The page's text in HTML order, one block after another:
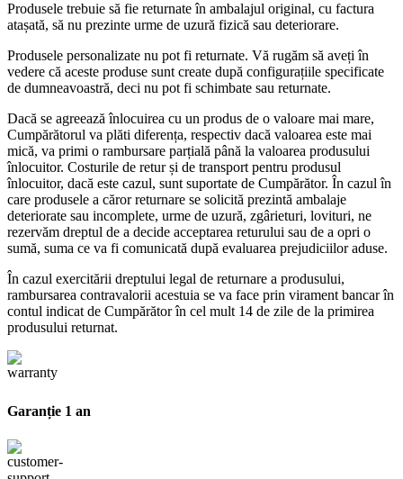
Produsele trebuie să fie returnate în ambalajul original, cu factura
atașată, să nu prezinte urme de uzură fizică sau deteriorare.
Produsele personalizate nu pot fi returnate. Vă rugăm să aveți în
vedere că aceste produse sunt create după configurațiile specificate
de dumneavoastră, deci nu pot fi schimbate sau returnate.
Dacă se agreează înlocuirea cu un produs de o valoare mai mare,
Cumpărătorul va plăti diferența, respectiv dacă valoarea este mai
mică, va primi o rambursare parțială până la valoarea produsului
înlocuitor. Costurile de retur și de transport pentru produsul
înlocuitor, dacă este cazul, sunt suportate de Cumpărător. În cazul în
care produsele a căror returnare se solicită prezintă ambalaje
deteriorate sau incomplete, urme de uzură, zgârieturi, lovituri, ne
rezervăm dreptul de a decide acceptarea returului sau de a opri o
sumă, suma ce va fi comunicată după evaluarea prejudiciilor aduse.
În cazul exercitării dreptului legal de returnare a produsului,
rambursarea contravalorii acestuia se va face prin virament bancar în
contul indicat de Cumpărător în cel mult 14 de zile de la primirea
produsului returnat.
Garanție 1 an